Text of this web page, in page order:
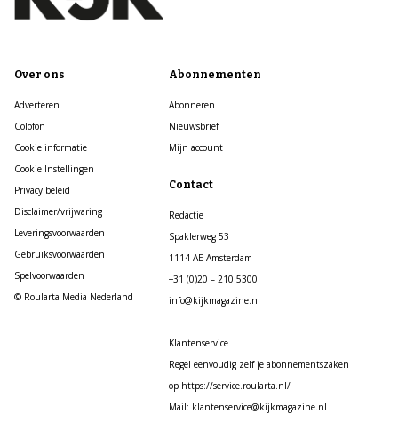
Over ons
Adverteren
Colofon
Cookie informatie
Cookie Instellingen
Privacy beleid
Disclaimer/vrijwaring
Leveringsvoorwaarden
Gebruiksvoorwaarden
Spelvoorwaarden
© Roularta Media Nederland
Abonnementen
Abonneren
Nieuwsbrief
Mijn account
Contact
Redactie
Spaklerweg 53
1114 AE Amsterdam
+31 (0)20 – 210 5300
info@kijkmagazine.nl
Klantenservice
Regel eenvoudig zelf je abonnementszaken
op https://service.roularta.nl/
Mail: klantenservice@kijkmagazine.nl